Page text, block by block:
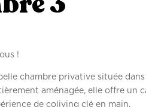
!
chambre privative située
aménagée, elle offre un
de coliving clé en main.